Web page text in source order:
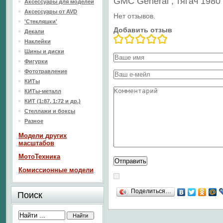
Нет отзывов.
Добавить отзыв
Поделиться…
Аксессуары для моделей
Аксессуары от AVD
'Стекляшки'
Декали
Наклейки
Шины и диски
Фигурки
Фототравление
КИТы
КИТы-металл
КИТ (1:87, 1:72 и др.)
Стеллажи и боксы
Разное
Модели других
масштабов
МотоТехника
Комиссионные модели
Поиск